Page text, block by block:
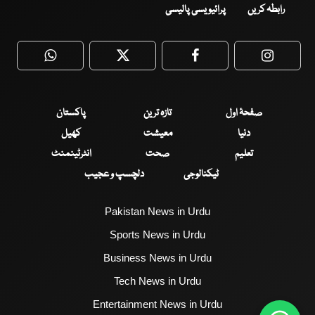
رابطہ کریں پرائیویسی پالیسی
WhatsApp Twitter Facebook
صفحۂ اول تازہ ترین
پاکستان
دنیا
معیشت
کھیل
تعلیم
صحت
انٹرٹینمنٹ
ٹیکنالوجی
دلچسپ و عجیب
Pakistan News in Urdu
Sports News in Urdu
Business News in Urdu
Tech News in Urdu
Entertainment News in Urdu